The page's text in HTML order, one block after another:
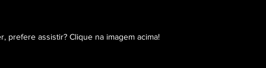
prefere assistir? Clique na imagem acima!